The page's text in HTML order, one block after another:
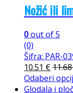
Nožić ili
0out of 5
(0)
Šifra: PAR-
10.51 €
Odaberi
Glodala i